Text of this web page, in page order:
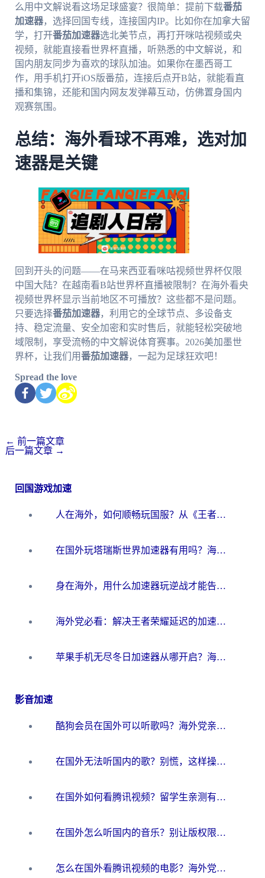
么用中文解说看这场足球盛宴？很简单：提前下载番茄
加速器，选择回国专线，连接国内IP。比如你在加拿大留
学，打开番茄加速器选北美节点，再打开咪咕视频或央
视频，就能直接看世界杯直播，听熟悉的中文解说，和
国内朋友同步为喜欢的球队加油。如果你在墨西哥工
作，用手机打开iOS版番茄，连接后点开B站，就能看直
播和集锦，还能和国内网友发弹幕互动，仿佛置身国内
观赛氛围。
总结：海外看球不再难，选对加
速器是关键
回到开头的问题——在马来西亚看咪咕视频世界杯仅限
中国大陆？在越南看B站世界杯直播被限制？在海外看央
视频世界杯显示当前地区不可播放？这些都不是问题。
只要选择番茄加速器，利用它的全球节点、多设备支
持、稳定流量、安全加密和实时售后，就能轻松突破地
域限制，享受流畅的中文解说体育赛事。2026美加墨世
界杯，让我们用番茄加速器，一起为足球狂欢吧！
Spread the love
← 前一篇文章
后一篇文章 →
回国游戏加速
人在海外，如何顺畅玩国服？从《王者荣耀》到《云图计划》的加速器终极指南
在国外玩塔瑞斯世界加速器有用吗？海外玩家亲测后的真实答案
身在海外，用什么加速器玩逆战才能告别延迟？
海外党必看：解决王者荣耀延迟的加速器终极指南——从EVE到猫和老鼠，一个工具全搞定
苹果手机无尽冬日加速器从哪开启？海外玩家的冬日生存指南
影音加速
酷狗会员在国外可以听歌吗？海外党亲测有效：3步解决音乐权限难题
在国外无法听国内的歌？别慌，这样操作就能畅听QQ音乐（附亲测加速器推荐）
在国外如何看腾讯视频？留学生亲测有效的回国加速方案
在国外怎么听国内的音乐？别让版权限制断了你的华语歌单
怎么在国外看腾讯视频的电影？海外党亲测有效的回国加速指南